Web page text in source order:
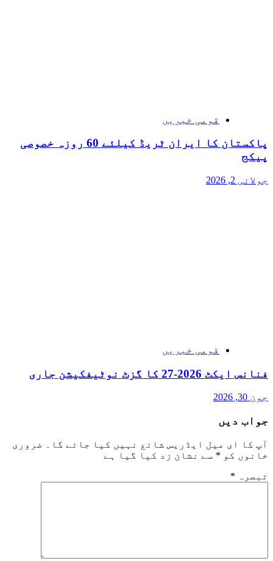
قومی خبریں
پاکستان کا ایران ٹریڈ کیلئے 60 روزہ خصوصی
پیکج
جولائی 2, 2026
قومی خبریں
فنانس ایکٹ 2026-27 کا گزٹ نوٹیفکیشن جاری
جون 30, 2026
جواب دیں
آپ کا ای میل ایڈریس شائع نہیں کیا جائے گا۔
ضروری
خانوں کو * سے نشان زد کیا گیا ہے
تبصرہ *